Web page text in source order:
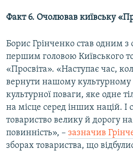
Факт 6. Очолював київську
Борис Грінченко став одним з
першим головою Київського
«Просвіта». «Наступає час,
вернути нашому культурному
культурної поваги, яке одне
на місце серед інших націй. І
товариство велику й дорогу
повинність», – зазначив
зборах товариства, що